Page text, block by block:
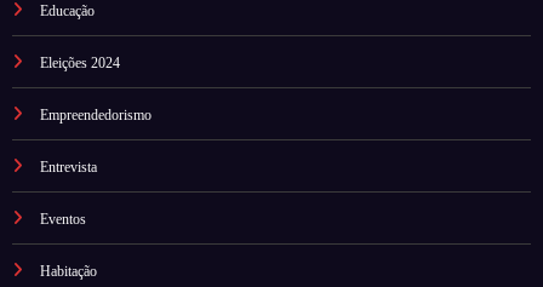
Educação
Eleições 2024
Empreendedorismo
Entrevista
Eventos
Habitação